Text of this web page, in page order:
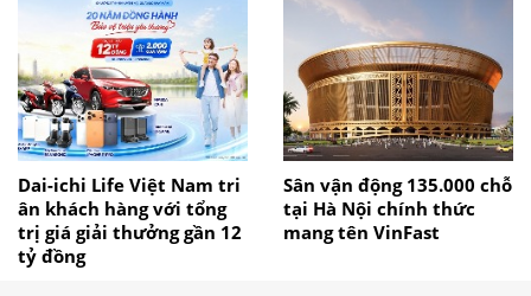
Dai-ichi Life Việt Nam tri
ân khách hàng với tổng
trị giá giải thưởng gần 12
tỷ đồng
Sân vận động 135.000 chỗ
tại Hà Nội chính thức
mang tên VinFast